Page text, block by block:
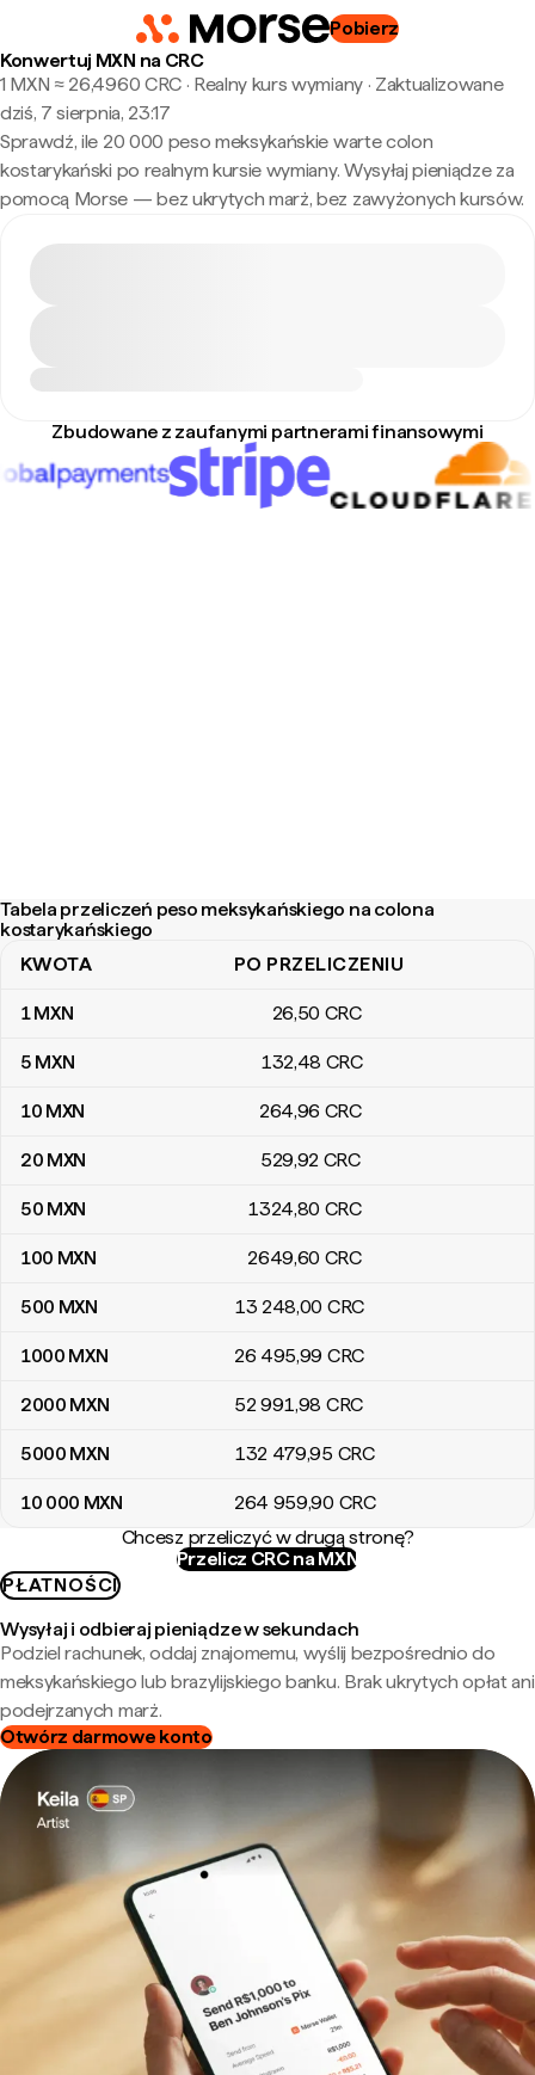
Pobierz
Konwertuj MXN na CRC
1 MXN ≈ 26,4960 CRC · Realny kurs wymiany· Zaktualizowane
dziś, 7 sierpnia, 23:17
Sprawdź, ile 20 000 peso meksykańskie warte colon
kostarykański po realnym kursie wymiany. Wysyłaj pieniądze za
pomocą Morse — bez ukrytych marż, bez zawyżonych kursów.
Zbudowane z zaufanymi partnerami finansowymi
Tabela przeliczeń peso meksykańskiego na colona
kostarykańskiego
Tabela przeliczeń peso meksykańskiego na colona
KWOTA PO PRZELICZENIU
1MXN 26,50 CRC
5 MXN 132,48 CRC
10 MXN 264,96 CRC
20 MXN 529,92 CRC
50 MXN 1324,80 CRC
100 MXN 2649,60 CRC
500 MXN 13 248,00 CRC
1000 MXN 26 495,99 CRC
2000 MXN 52 991,98 CRC
5000 MXN 132 479,95 CRC
10 000 MXN 264 959,90 CRC
Chcesz przeliczyć w drugą stronę?
Przelicz CRC na MXN
PŁATNOŚCI
Wysyłaj i odbieraj pieniądze w sekundach
Podziel rachunek, oddaj znajomemu, wyślij bezpośrednio do
meksykańskiego lub brazylijskiego banku. Brak ukrytych opłat ani
podejrzanych marż.
Otwórz darmowe konto